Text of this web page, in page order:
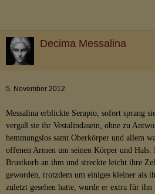
Decima Messalina
5. November 2012
Messalina erblickte Serapio, sofort sprang
vergaß sie ihr Vestalindasein, ohne zu
hemmungslos samt Oberkörper und allem
offenen Armen um seinen Körper und Hals.
Brustkorb an ihm und streckte leicht ihre
geworden, trotzdem um einiges kleiner als
zuletzt gesehen hatte, wurde er extra für ihn